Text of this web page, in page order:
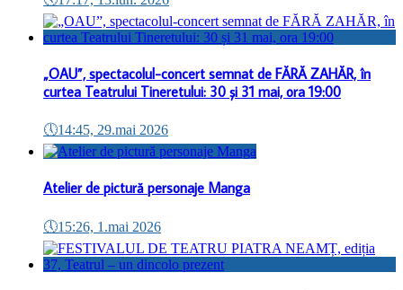
„OAU”, spectacolul-concert semnat de FĂRĂ ZAHĂR, în
curtea Teatrului Tineretului: 30 și 31 mai, ora 19:00
🕔14:45, 29.mai 2026
Atelier de pictură personaje Manga
🕔15:26, 1.mai 2026